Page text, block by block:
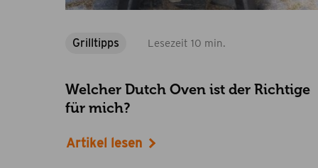
Grilltipps Lesezeit 10 min.
Welcher Dutch Oven ist der Richtige
für mich?
Artikel lesen